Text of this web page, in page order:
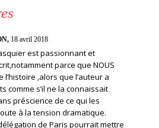
18 avril 2018
est passionnant et
parce que NOUS
,alors que l’auteur a
comme s’il ne la connaissait
préscience de ce qui les
à la tension dramatique.
de Paris pourrait mettre